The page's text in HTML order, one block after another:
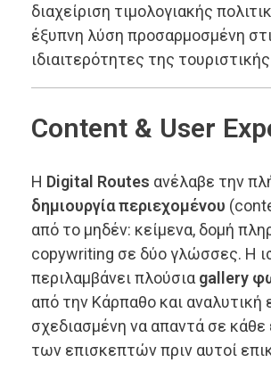
διαχείριση τιμολογιακής
έξυπνη λύση προσαρμοσμένη
ιδιαιτερότητες της
Content & User
Η Digital Routes ανέλαβε την
δημιουργία περιεχομένου
από το μηδέν: κείμενα, δομή
copywriting σε δύο γλώσσες. Η
περιλαμβάνει πλούσια gallery
από την Κάρπαθο και αναλυτική
σχεδιασμένη να απαντά σε
των επισκεπτών πριν αυτοί